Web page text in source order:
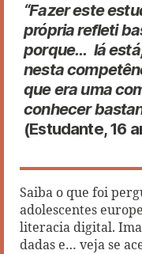
“Fazer este
própria refleti
porque… lá
nesta
que era uma
conhecer
(Estudante, 16
Saiba o que foi
adolescentes
literacia digital.
dadas e… veja se